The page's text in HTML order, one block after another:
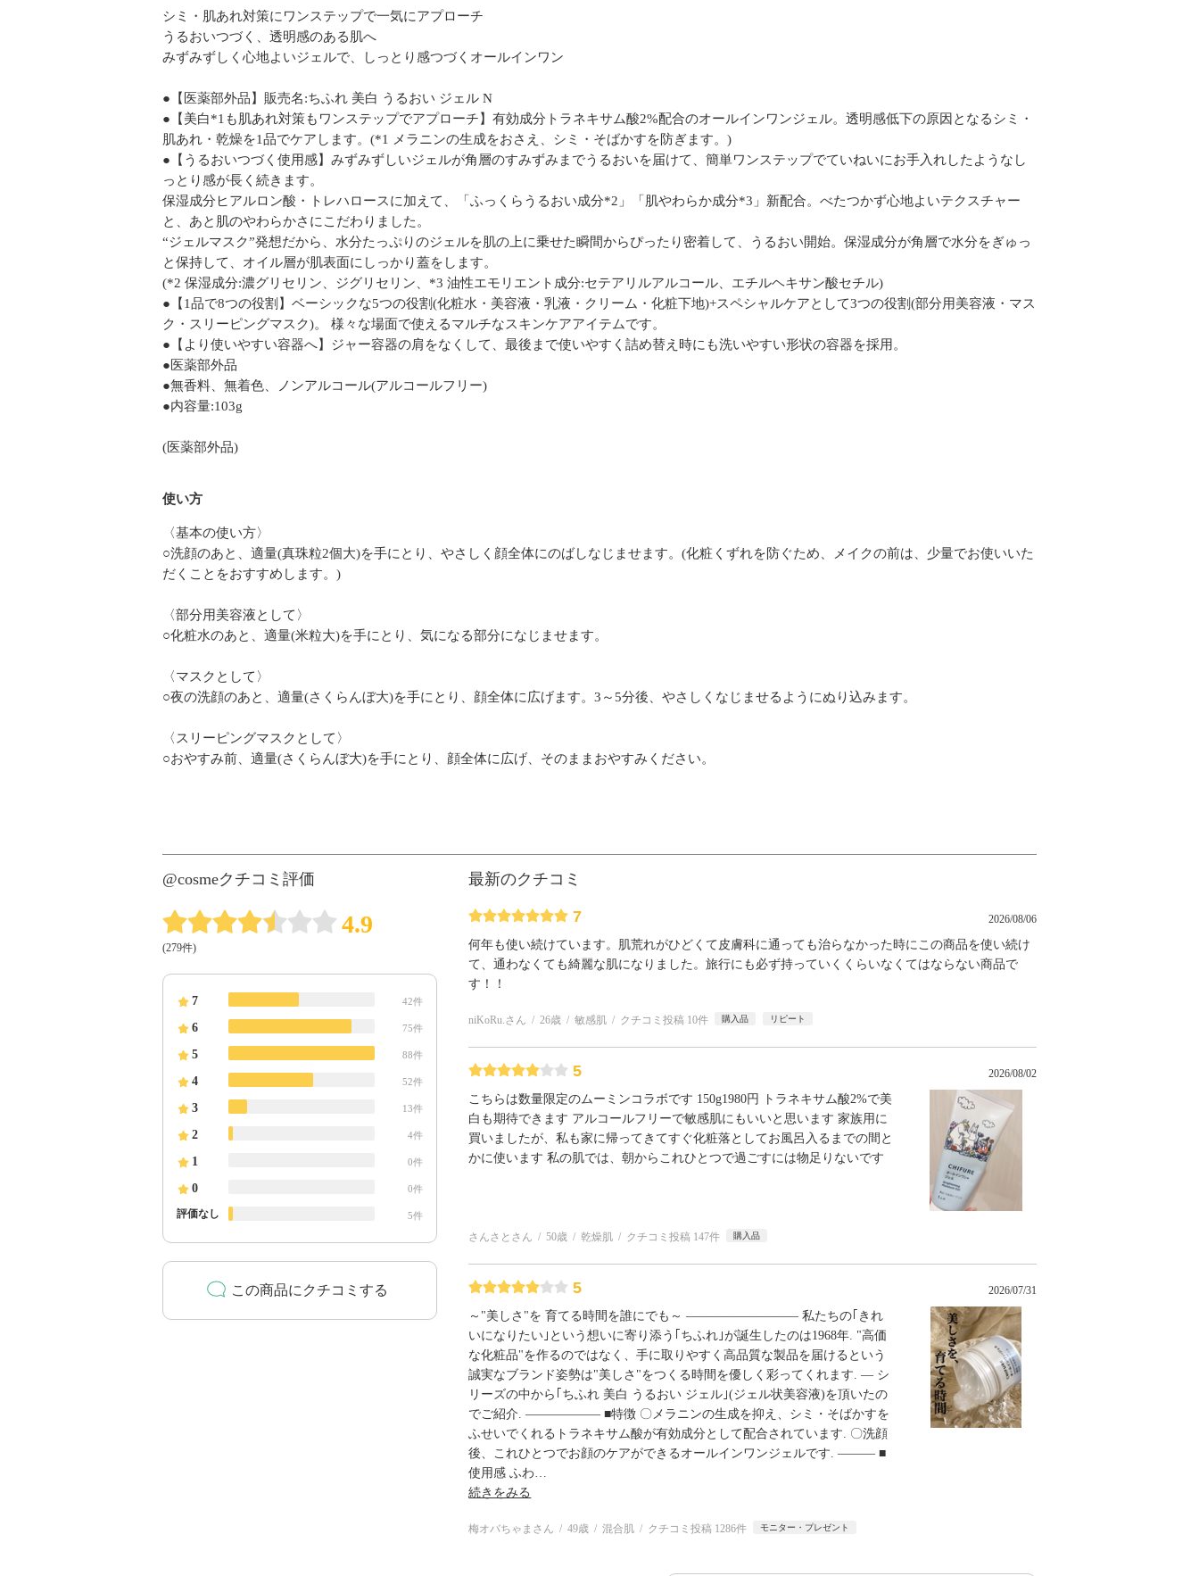
シミ・肌あれ対策にワンステップで一気にアプローチ
うるおいつづく、透明感のある肌へ
みずみずしく心地よいジェルで、しっとり感つづくオールインワン
●【医薬部外品】販売名:ちふれ 美白 うるおい ジェル N
●【美白*1も肌あれ対策もワンステップでアプローチ】有効成分トラネキサム酸2%配合のオールインワンジェル。透明感低下の原因となるシミ・
肌あれ・乾燥を1品でケアします。(*1 メラニンの生成をおさえ、シミ・そばかすを防ぎます。)
●【うるおいつづく使用感】みずみずしいジェルが角層のすみずみまでうるおいを届けて、簡単ワンステップでていねいにお手入れしたようなし
っとり感が長く続きます。
保湿成分ヒアルロン酸・トレハロースに加えて、「ふっくらうるおい成分*2」「肌やわらか成分*3」新配合。べたつかず心地よいテクスチャー
と、あと肌のやわらかさにこだわりました。
“ジェルマスク”発想だから、水分たっぷりのジェルを肌の上に乗せた瞬間からぴったり密着して、うるおい開始。保湿成分が角層で水分をぎゅっ
と保持して、オイル層が肌表面にしっかり蓋をします。
(*2 保湿成分:濃グリセリン、ジグリセリン、*3 油性エモリエント成分:セテアリルアルコール、エチルヘキサン酸セチル)
●【1品で8つの役割】ベーシックな5つの役割(化粧水・美容液・乳液・クリーム・化粧下地)+スペシャルケアとして3つの役割(部分用美容液・マス
ク・スリーピングマスク)。 様々な場面で使えるマルチなスキンケアアイテムです。
●【より使いやすい容器へ】ジャー容器の肩をなくして、最後まで使いやすく詰め替え時にも洗いやすい形状の容器を採用。
●医薬部外品
●無香料、無着色、ノンアルコール(アルコールフリー)
●内容量:103g
(医薬部外品)
使い方
〈基本の使い方〉
○洗顔のあと、適量(真珠粒2個大)を手にとり、やさしく顔全体にのばしなじませます。(化粧くずれを防ぐため、メイクの前は、少量でお使いいた
だくことをおすすめします。)
〈部分用美容液として〉
○化粧水のあと、適量(米粒大)を手にとり、気になる部分になじませます。
〈マスクとして〉
○夜の洗顔のあと、適量(さくらんぼ大)を手にとり、顔全体に広げます。3～5分後、やさしくなじませるようにぬり込みます。
〈スリーピングマスクとして〉
○おやすみ前、適量(さくらんぼ大)を手にとり、顔全体に広げ、そのままおやすみください。
@cosmeクチコミ評価
4.9
(279件)
7 42件
6 75件
5 88件
4 52件
3 13件
2 4件
1 0件
0 0件
評価なし 5件
この商品にクチコミする
最新のクチコミ
7 2026/08/06
何年も使い続けています。肌荒れがひどくて皮膚科に通っても治らなかった時にこの商品を使い続け
て、通わなくても綺麗な肌になりました。旅行にも必ず持っていくくらいなくてはならない商品で
す！！
niKoRu.さん 26歳 敏感肌 クチコミ投稿 10件 購入品 リピート
5 2026/08/02
こちらは数量限定のムーミンコラボです 150g1980円 トラネキサム酸2%で美
白も期待できます アルコールフリーで敏感肌にもいいと思います 家族用に
買いましたが、私も家に帰ってきてすぐ化粧落としてお風呂入るまでの間と
かに使います 私の肌では、朝からこれひとつで過ごすには物足りないです
さんさとさん 50歳 乾燥肌 クチコミ投稿 147件 購入品
5 2026/07/31
～"美しさ"を 育てる時間を誰にでも～ ――――――――― 私たちの｢きれ
いになりたい｣という想いに寄り添う｢ちふれ｣が誕生したのは1968年. "高価
な化粧品"を作るのではなく、手に取りやすく高品質な製品を届けるという
誠実なブランド姿勢は"美しさ"をつくる時間を優しく彩ってくれます. ― シ
リーズの中から｢ちふれ 美白 うるおい ジェル｣(ジェル状美容液)を頂いたの
でご紹介. ―――――― ■特徴 〇メラニンの生成を抑え、シミ・そばかすを
ふせいでくれるトラネキサム酸が有効成分として配合されています. 〇洗顔
後、これひとつでお顔のケアができるオールインワンジェルです. ――― ■
使用感 ふわ
続きをみる
梅オバちゃまさん 49歳 混合肌 クチコミ投稿 1286件 モニター・プレゼント